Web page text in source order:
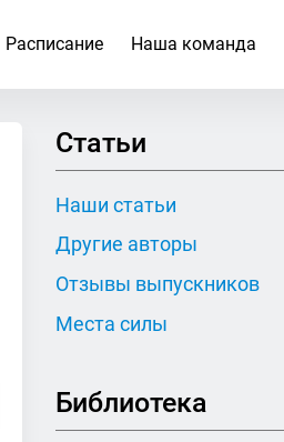
Расписание Наша команда
Статьи
Наши статьи
Другие авторы
Отзывы выпускников
Места силы
Библиотека